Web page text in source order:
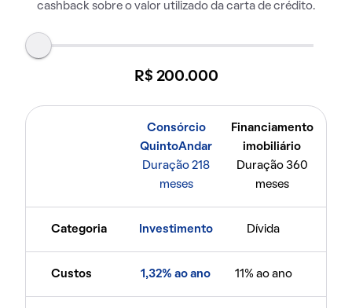
cashback sobre o valor utilizado da carta de crédito.
R$ 200.000
Consórcio
QuintoAndar
Duração 218
meses
Financiamento
imobiliário
Duração 360
meses
Categoria Investimento Dívida
Custos 1,32% ao ano 11% ao ano